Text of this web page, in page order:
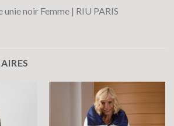
noir Femme | RIU PARIS